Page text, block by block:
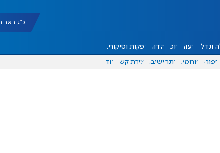
כ"ג באב תשפ"ו
ונדל"ן דעות אוכל יהדות הפקות וסיקורים
ספורט פורומים אתר ישיבה יצירת קשר עוד